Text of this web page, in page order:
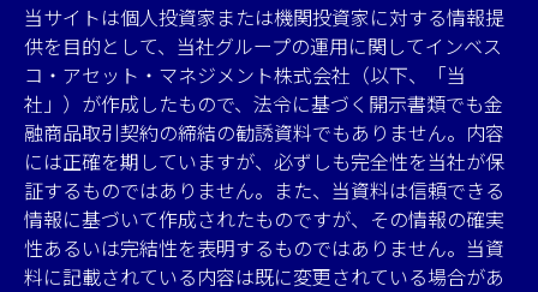
当サイトは個人投資家または機関投資家に対する情報提
供を目的として、当社グループの運用に関してインベス
コ・アセット・マネジメント株式会社（以下、「当
社」）が作成したもので、法令に基づく開示書類でも金
融商品取引契約の締結の勧誘資料でもありません。内容
には正確を期していますが、必ずしも完全性を当社が保
証するものではありません。また、当資料は信頼できる
情報に基づいて作成されたものですが、その情報の確実
性あるいは完結性を表明するものではありません。当資
料に記載されている内容は既に変更されている場合があ